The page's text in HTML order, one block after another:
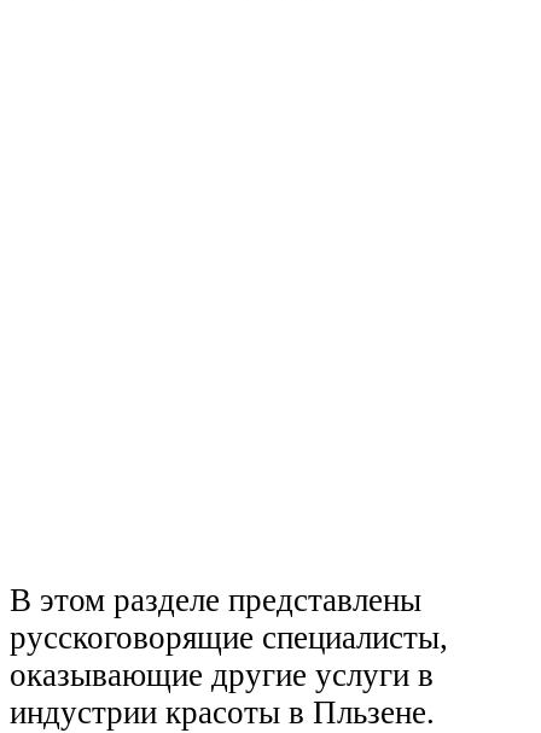
В этом разделе представлены
русскоговорящие специалисты,
оказывающие другие услуги в
индустрии красоты в Пльзене.